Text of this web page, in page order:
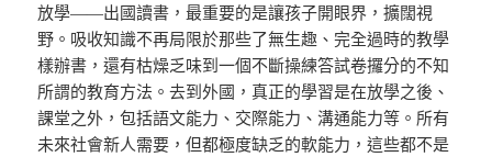
放學——出國讀書，最重要的是讓孩子開眼界，擴闊視
野。吸收知識不再局限於那些了無生趣、完全過時的教學
樣辦書，還有枯燥乏味到一個不斷操練答試卷攞分的不知
所謂的教育方法。去到外國，真正的學習是在放學之後、
課堂之外，包括語文能力、交際能力、溝通能力等。所有
未來社會新人需要，但都極度缺乏的軟能力，這些都不是